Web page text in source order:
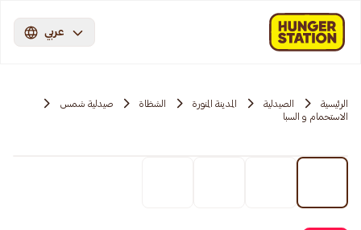
عربي
الرئيسية الصيدلية المدينة المنورة الشظاة
صيدلية شمس
الاستحمام و السبا